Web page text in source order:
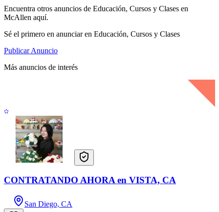
Encuentra otros anuncios de Educación, Cursos y Clases en
McAllen aquí.
Sé el primero en anunciar en Educación, Cursos y Clases
Publicar Anuncio
Más anuncios de interés
CONTRATANDO AHORA en VISTA, CA
San Diego, CA